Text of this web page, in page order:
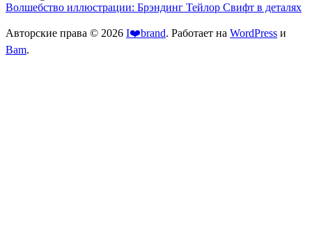
Волшебство иллюстрации: Брэндинг Тейлор Свифт в деталях
Авторские права © 2026 I❤️brand. Работает на WordPress и
Bam.